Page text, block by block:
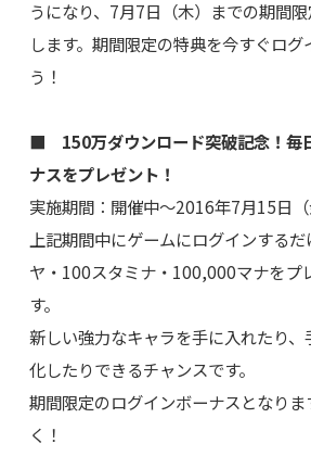
うになり、7月7日（木）までの期間
します。期間限定の特典を今すぐロ
う！
■ 150万ダウンロード突破記念！毎
ナスをプレゼント！
実施期間：開催中～2016年7月15日
上記期間中にゲームにログインする
ヤ・100スタミナ・100,000マナをプ
す。
新しい強力なキャラを手に入れたり
化したりできるチャンスです。
期間限定のログインボーナスとなり
く！